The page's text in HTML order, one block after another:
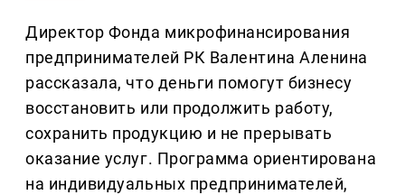
Директор Фонда микрофинансирования
предпринимателей РК Валентина Аленина
рассказала, что деньги помогут бизнесу
восстановить или продолжить работу,
сохранить продукцию и не прерывать
оказание услуг. Программа ориентирована
на индивидуальных предпринимателей,